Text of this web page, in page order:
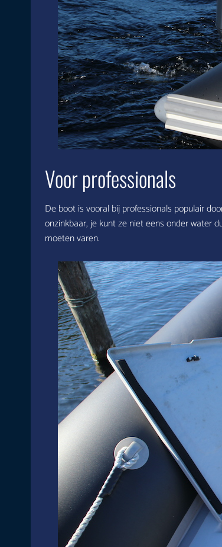
Voor professionals
De boot is vooral bij professionals populair
onzinkbaar, je kunt ze niet eens onder water
moeten varen.